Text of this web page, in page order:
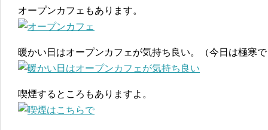
オープンカフェもあります。
暖かい日はオープンカフェが気持ち良い。（今日は極寒
喫煙するところもありますよ。